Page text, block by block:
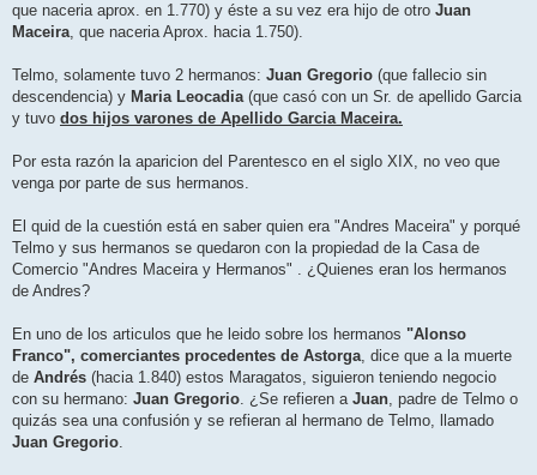
que naceria aprox. en 1.770) y éste a su vez era hijo de otro Juan
Maceira, que naceria Aprox. hacia 1.750).
Telmo, solamente tuvo 2 hermanos: Juan Gregorio (que fallecio sin
descendencia) y Maria Leocadia(que casó con un Sr. de apellido Garcia
y tuvo dos hijos varones de Apellido Garcia Maceira.
Por esta razón la aparicion del Parentesco en el siglo XIX, no veo que
venga por parte de sus hermanos.
El quid de la cuestión está en saber quien era "Andres Maceira" y porqué
Telmo y sus hermanos se quedaron con la propiedad de la Casa de
Comercio "Andres Maceira y Hermanos" . ¿Quienes eran los hermanos
de Andres?
En uno de los articulos que he leido sobre los hermanos "Alonso
Franco", comerciantes procedentes de Astorga, dice que a la muerte
de Andrés (hacia 1.840) estos Maragatos, siguieron teniendo negocio
con su hermano: Juan Gregorio. ¿Se refieren a Juan, padre de Telmo o
quizás sea una confusión y se refieran al hermano de Telmo, llamado
Juan Gregorio.